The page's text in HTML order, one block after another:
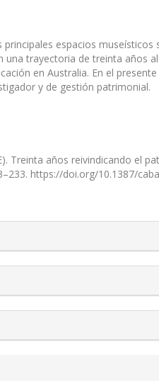
espacios
una trayectoria de treinta años
en Australia. En el
y de gestión patrimonial.
Treinta años reivindicando el
https://doi.org/10.1387/